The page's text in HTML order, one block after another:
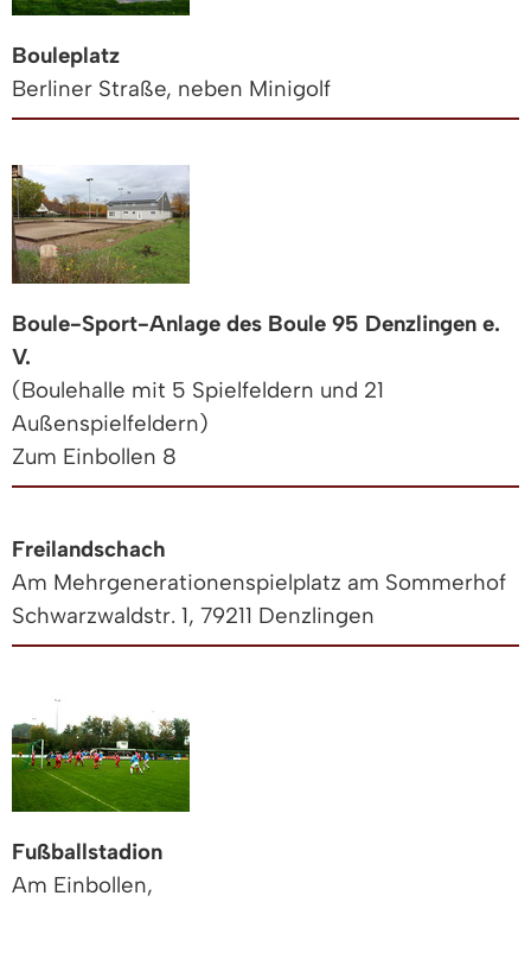
Bouleplatz
Berliner Straße, neben Minigolf
Boule-Sport-Anlage des Boule 95 Denzlingen e.
V.
(Boulehalle mit 5 Spielfeldern und 21
Außenspielfeldern)
Zum Einbollen 8
Freilandschach
Am Mehrgenerationenspielplatz am Sommerhof
Schwarzwaldstr. 1, 79211 Denzlingen
Fußballstadion
Am Einbollen,